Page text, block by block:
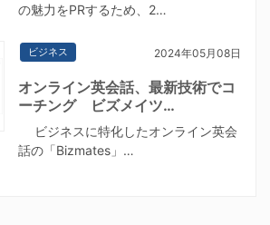
の魅力をPRするため、2…
ビジネス 2024年05月08日
オンライン英会話、最新技術でコ
ーチング ビズメイツ…
ビジネスに特化したオンライン英会
話の「Bizmates」…